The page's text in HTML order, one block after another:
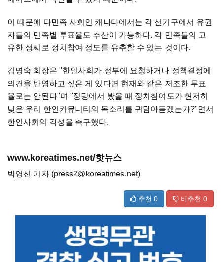
이 때문에 다민족 사회인 캐나다에서는 각 선거구에서 유권
자들의 민족별 투표율도 추산이 가능하다. 각 민족들의 고
유한 성씨로 정치참여 정도를 유추할 수 있는 것이다.
김명숙 회장은 "한인사회가 정부에 요청하거나 정책결정에
의견을 반영하고 싶은 게 있다면 현재와 같은 저조한 투표
율로는 안된다"며 "정당에서 봤을 때 정치참여도가 현저히
낮은 우리 한인커뮤니티의 목소리를 귀담아듣겠는가?"면서
한인사회의 각성을 촉구했다.
www.koreatimes.net/핫뉴스
박영신 기자 (press2@koreatimes.net)
추천 0 비추천 0